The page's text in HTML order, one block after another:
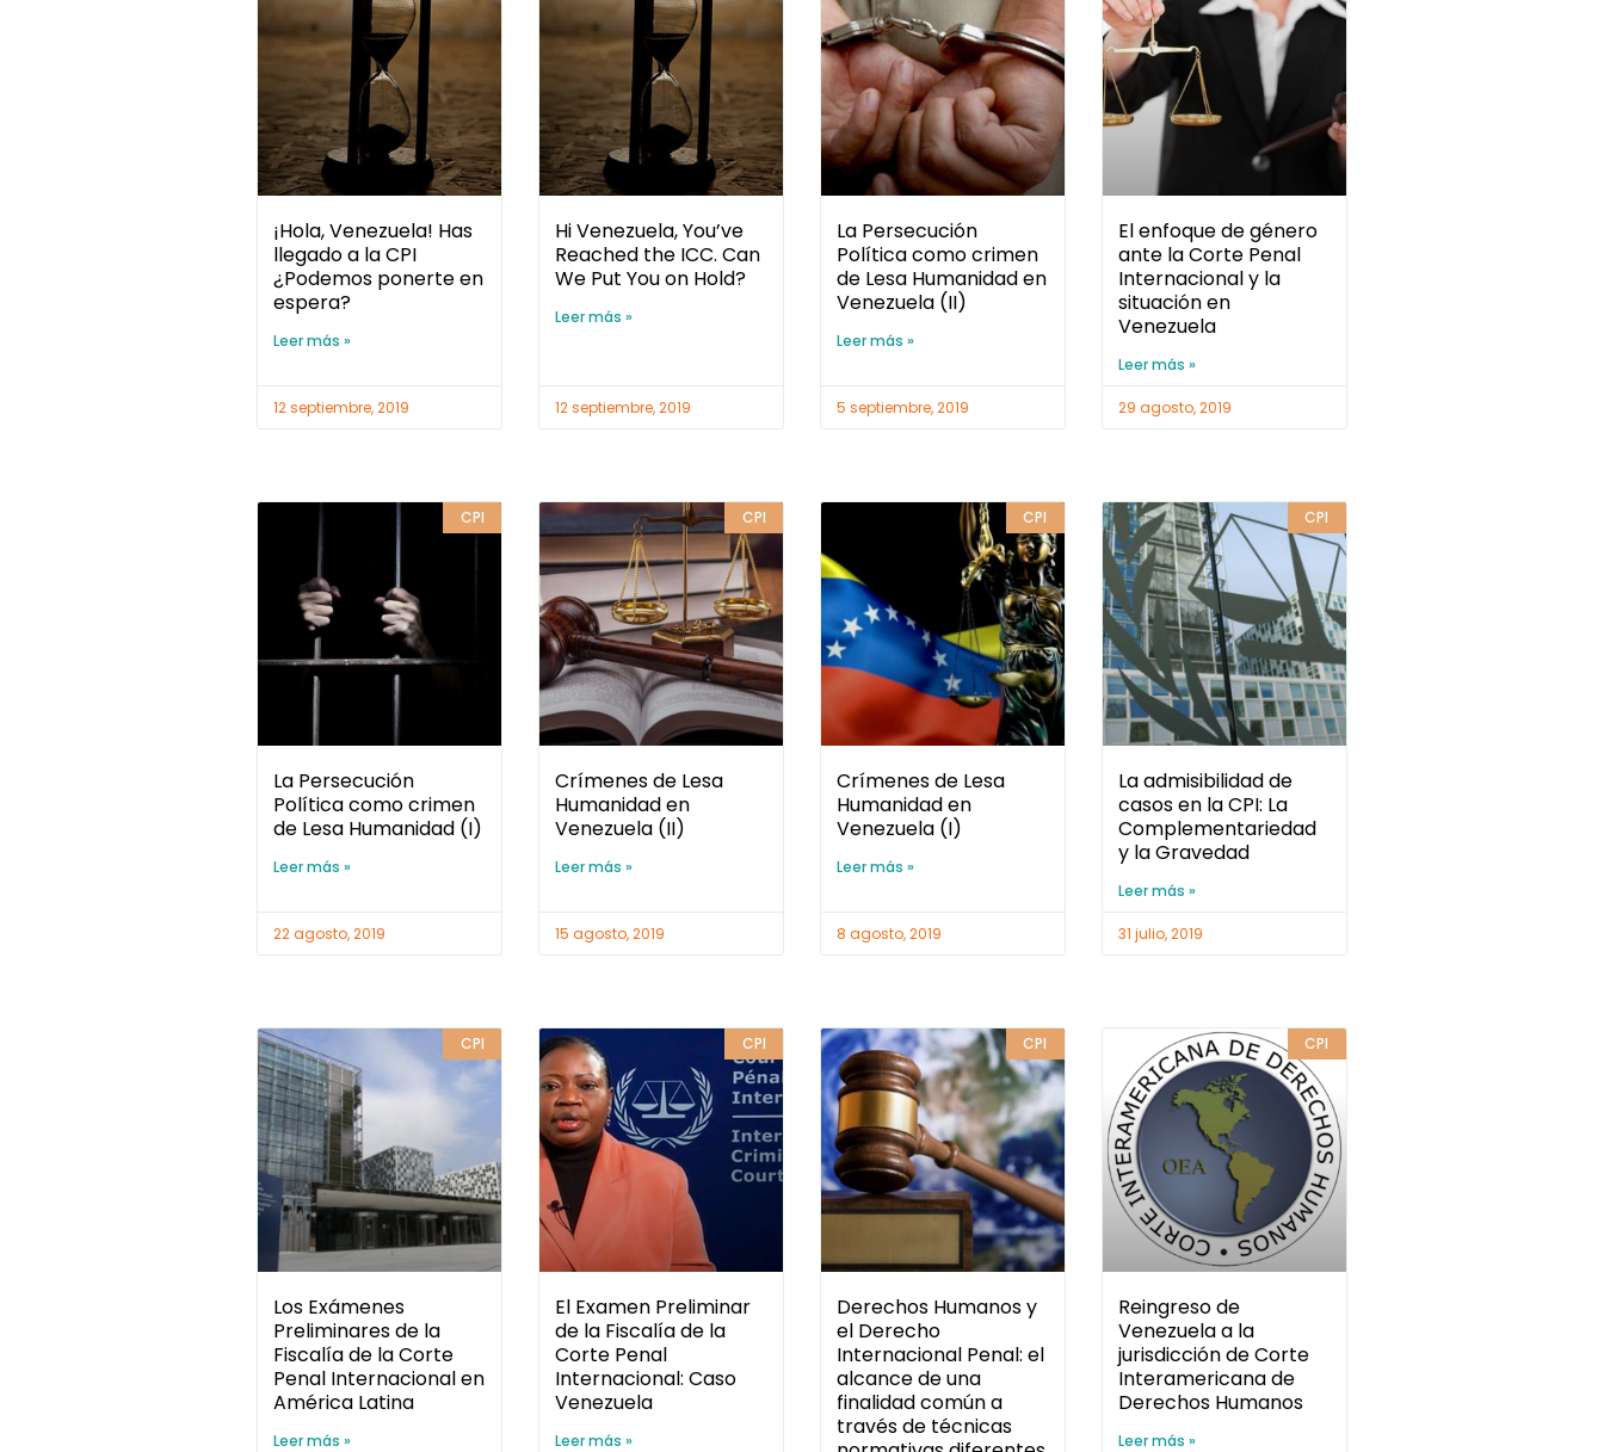
¡Hola, Venezuela! Has
llegado a la CPI
¿Podemos ponerte en
espera?
Leer más »
12 septiembre, 2019
Hi Venezuela, You’ve
Reached the ICC. Can
We Put You on Hold?
Leer más »
12 septiembre, 2019
La Persecución
Política como crimen
de Lesa Humanidad en
Venezuela (II)
Leer más »
5 septiembre, 2019
El enfoque de género
ante la Corte Penal
Internacional y la
situación en
Venezuela
Leer más »
29 agosto, 2019
CPI
La Persecución
Política como crimen
de Lesa Humanidad (I)
Leer más »
22 agosto, 2019
CPI
Crímenes de Lesa
Humanidad en
Venezuela (II)
Leer más »
15 agosto, 2019
CPI
Crímenes de Lesa
Humanidad en
Venezuela (I)
Leer más »
8 agosto, 2019
CPI
La admisibilidad de
casos en la CPI: La
Complementariedad
y la Gravedad
Leer más »
31 julio, 2019
CPI
Los Exámenes
Preliminares de la
Fiscalía de la Corte
Penal Internacional en
América Latina
Leer más »
CPI
El Examen Preliminar
de la Fiscalía de la
Corte Penal
Internacional: Caso
Venezuela
Leer más »
CPI
Derechos Humanos y
el Derecho
Internacional Penal: el
alcance de una
finalidad común a
través de técnicas
CPI
Reingreso de
Venezuela a la
jurisdicción de Corte
Interamericana de
Derechos Humanos
Leer más »